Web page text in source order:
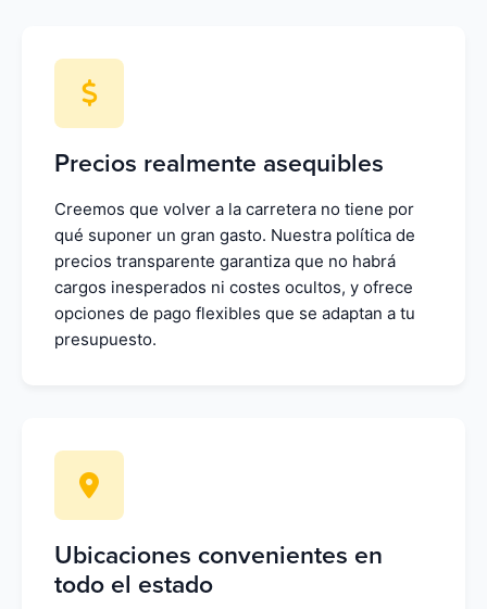
Precios realmente asequibles
Creemos que volver a la carretera no tiene por
qué suponer un gran gasto. Nuestra política de
precios transparente garantiza que no habrá
cargos inesperados ni costes ocultos, y ofrece
opciones de pago flexibles que se adaptan a tu
presupuesto.
Ubicaciones convenientes en
todo el estado